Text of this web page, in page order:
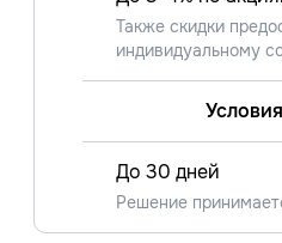
Также скидки
индивидуальному
До 30 дней
Решение